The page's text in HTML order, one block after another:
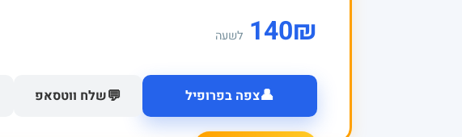
₪
140 לשעה
👤צפה בפרופיל 💬שלח ווטסאפ